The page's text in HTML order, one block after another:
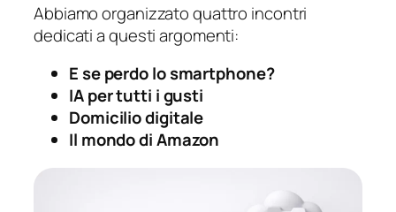
Abbiamo organizzato quattro incontri
dedicati a questi argomenti:
E se perdo lo smartphone?
IA per tutti i gusti
Domicilio digitale
Il mondo di Amazon